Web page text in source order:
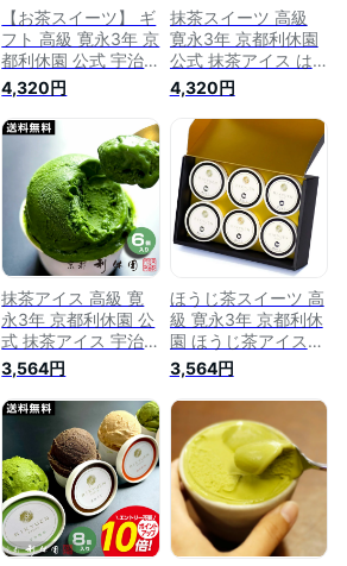
6set-m100h100
【お茶スイーツ】 ギ
フト 高級 寛永3年 京
都利休園 公式 宇治
抹茶 黒ほうじ プレ
ミアム お茶アイス
セット アイスクリー
ム スイーツ お歳暮
母の日 父の日 お中
元 贈り物 贈答品 プ
レゼント お茶ギフト
アイス2種類セット
メーカー直送 item-
ice-2set-matcha-
houjicha
4,320円
抹茶スイーツ 高級
寛永3年 京都利休園
公式 抹茶アイス は
んなりまったり4段
階の宇治抹茶アイス
食べ比べ お歳暮 母
の日 お中元 贈り物
贈答品 プレゼント
お茶ギフト お取り寄
せ アイスクリーム
スイーツ 抹茶パウダ
ー インスタ映え メ
ーカー直送
4,320円
抹茶アイス 高級 寛
永3年 京都利休園 公
式 抹茶アイス 宇治
抹茶使用 濃すぎる
まったり宇治抹茶ア
イス100 お歳暮 母の
日 父の日 贈り物 贈
答品 プレゼント ア
イスクリーム スイー
ツ ジェラート お茶
ギフト 計6個入り メ
ーカー直送 item-ice-
matcha100-6
3,564円
ほうじ茶スイーツ 高
級 寛永3年 京都利休
園 ほうじ茶アイス
濃すぎる まったり黒
ほうじアイス100 お
歳暮 母の日 父の日
贈り物 贈答品 プレ
ゼント アイスクリー
ム スイーツ ジェラ
ート お茶ギフト 計6
個入り メーカー直送
item-ice-houji100-6
3,564円